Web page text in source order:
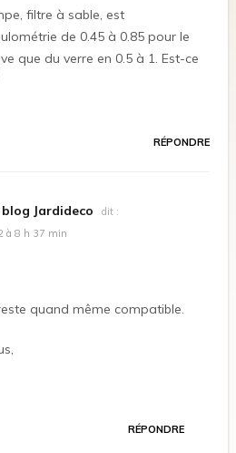
filtre à sable, est
de 0.45 à 0.85 pour le
que du verre en 0.5 à 1. Est-ce
RÉPONDRE
Jardideco
dit :
à 8 h 37 min
quand même compatible.
RÉPONDRE